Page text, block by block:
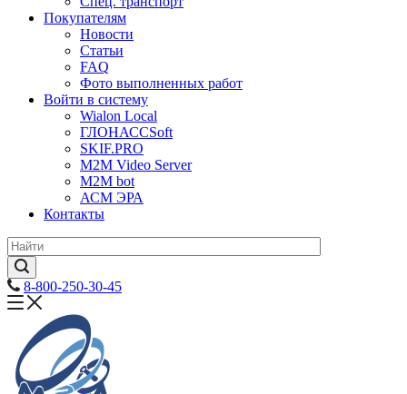
Покупателям
Новости
Статьи
FAQ
Фото выполненных работ
Войти в систему
Wialon Local
ГЛОНАССSoft
SKIF.PRO
M2M Video Server
М2М bot
АСМ ЭРА
Контакты
8-800-250-30-45